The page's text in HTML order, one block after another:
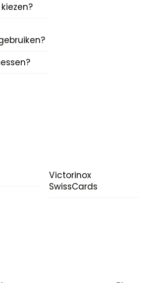
Victorinox
SwissCards